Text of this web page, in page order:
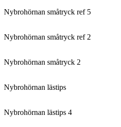
Nybrohörnan småtryck ref 5
Nybrohörnan småtryck ref 2
Nybrohörnan småtryck 2
Nybrohörnan lästips
Nybrohörnan lästips 4